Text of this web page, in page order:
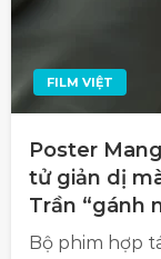
FILM VIỆT
Poster
tử giản dị
Trần “gánh
Bộ phim hợp